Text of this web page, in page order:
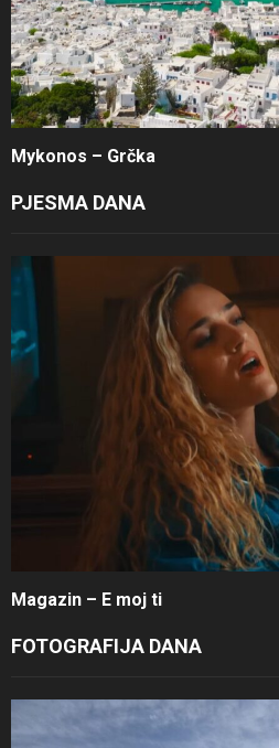
Mykonos – Grčka
PJESMA DANA
Magazin – E moj ti
FOTOGRAFIJA DANA